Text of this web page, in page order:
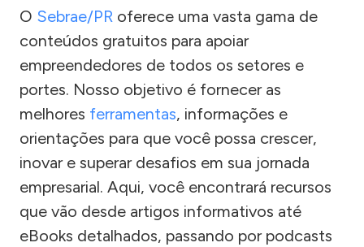
O Sebrae/PR oferece uma vasta gama de
conteúdos gratuitos para apoiar
empreendedores de todos os setores e
portes. Nosso objetivo é fornecer as
melhores ferramentas, informações e
orientações para que você possa crescer,
inovar e superar desafios em sua jornada
empresarial. Aqui, você encontrará recursos
que vão desde artigos informativos até
eBooks detalhados, passando por podcasts